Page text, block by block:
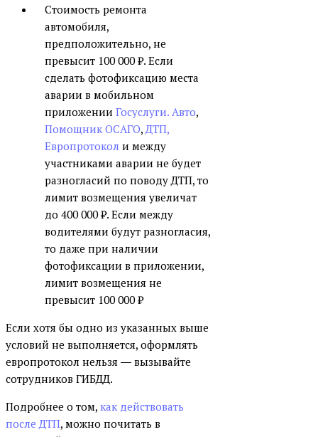
Стоимость ремонта
автомобиля,
предположительно, не
превысит 100 000 ₽. Если
сделать фотофиксацию места
аварии в мобильном
приложении Госуслуги. Авто,
Помощник ОСАГО,ДТП,
Европротокол и между
участниками аварии не будет
разногласий по поводу ДТП, то
лимит возмещения увеличат
до 400 000 ₽. Если между
водителями будут разногласия,
то даже при наличии
фотофиксации в приложении,
лимит возмещения не
превысит 100 000 ₽
Если хотя бы одно из указанных выше
условий не выполняется, оформлять
европротокол нельзя ― вызывайте
сотрудников ГИБДД.
Подробнее о том, как действовать
после ДТП, можно почитать в